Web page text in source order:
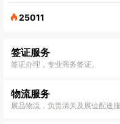
25011
签证服务
签证办理，专业商务签证。
物流服务
展品物流，负责清关及展位配送服